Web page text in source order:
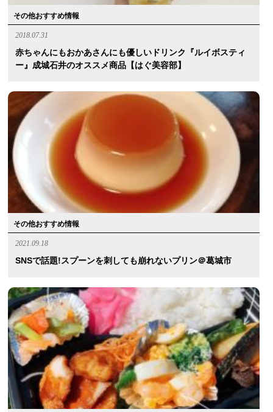
その他おすすめ情報
2018.07.31
赤ちゃんにもおかあさんにも優しいドリンク『ルイボスティ
ー』成城石井のオススメ商品【はぐ美容部】
その他おすすめ情報
2021.09.18
SNSで話題!スプーンを刺しても崩れないプリン＠葛城市